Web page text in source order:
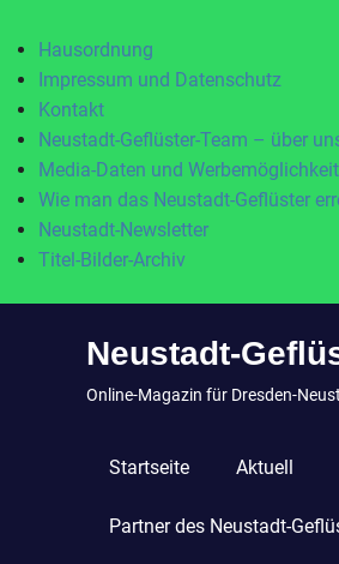
Hausordnung
Impressum und Datenschutz
Kontakt
Neustadt-Geflüster-Team – über
Media-Daten und
Wie man das Neustadt-Geflüster
Neustadt-Newsletter
Titel-Bilder-Archiv
Neustadt-
Online-Magazin für Dresden-
Startseite Aktuell
Partner des Neustadt-